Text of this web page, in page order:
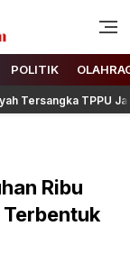
POLITIK
TPPU Jalani
Ribu